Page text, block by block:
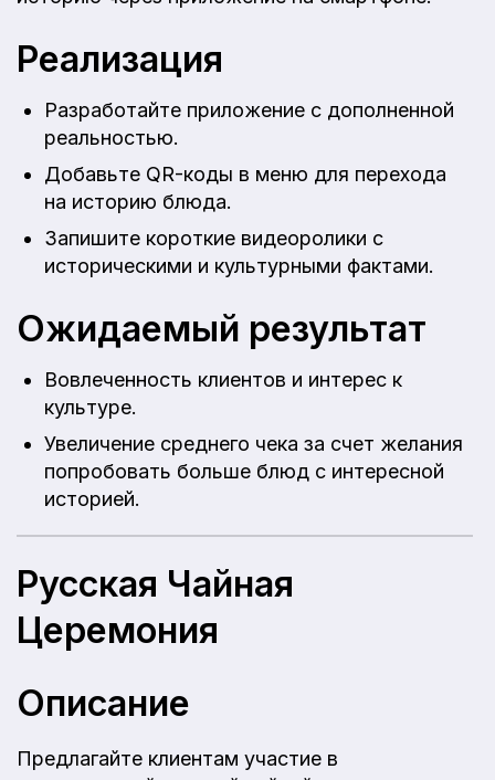
Реализация
Разработайте приложение с дополненной
реальностью.
Добавьте QR-коды в меню для перехода
на историю блюда.
Запишите короткие видеоролики с
историческими и культурными фактами.
Ожидаемый результат
Вовлеченность клиентов и интерес к
культуре.
Увеличение среднего чека за счет желания
попробовать больше блюд с интересной
историей.
Русская Чайная
Церемония
Описание
Предлагайте клиентам участие в